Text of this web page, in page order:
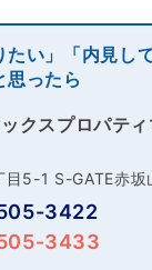
たい」「内見し
思ったら
クスプロパテ
目5-1 S-GATE赤坂
3422
3433